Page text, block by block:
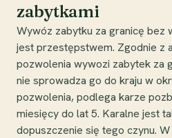
zabytkami
Wywóz zabytku za granicę bez
jest przestępstwem. Zgodnie z
pozwolenia wywozi zabytek za
nie sprowadza go do kraju w
pozwolenia, podlega karze
miesięcy do lat 5. Karalne jest
dopuszczenie się tego czynu.